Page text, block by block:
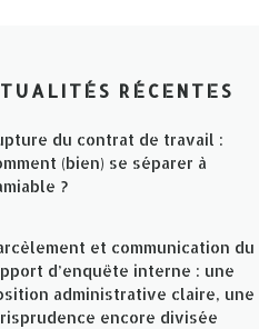
RÉCENTES
du contrat de travail :
(bien) se séparer à
?
et communication du
d’enquête interne : une
administrative claire, une
encore divisée